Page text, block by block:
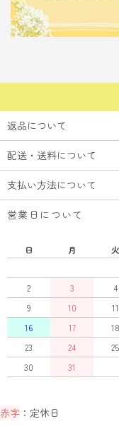
返品について
配送・送料について
支払い方法について
営業日について
日
月 火
2
3 4
9
10 11
16
17 18
23
24 25
30
31
赤字 ：定休日